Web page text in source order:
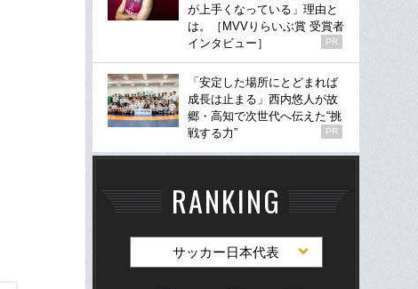
が上手くなっている」理由と
は。［MVVりらいぶ賞 受賞者
インタビュー］
PR
「安定した場所にとどまれば
成長は止まる」西内悠人が故
郷・高知で次世代へ伝えた“挑
戦する力”
PR
RANKING
サッカー日本代表